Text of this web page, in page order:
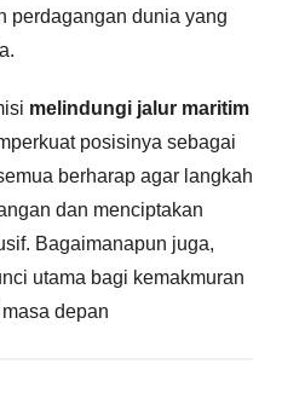
perdagangan dunia yang
melindungi jalur maritim
posisinya sebagai
berharap agar langkah
dan menciptakan
Bagaimanapun juga,
utama bagi kemakmuran
depan